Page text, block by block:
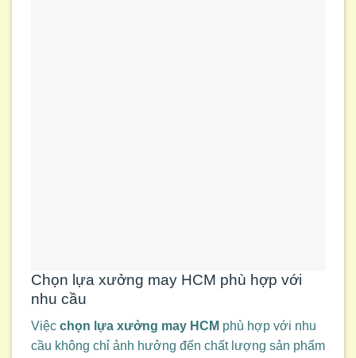
Chọn lựa xưởng may HCM phù hợp với
nhu cầu
Việc chọn lựa xưởng may HCM phù hợp với nhu
cầu không chỉ ảnh hưởng đến chất lượng sản phẩm